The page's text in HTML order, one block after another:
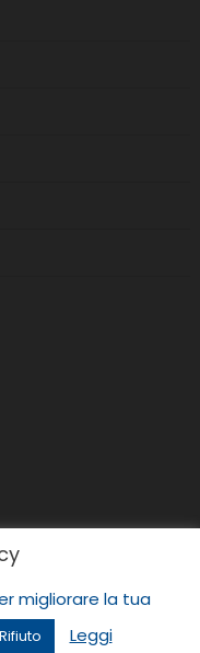
.
migliorare la tua
Rifiuto Leggi